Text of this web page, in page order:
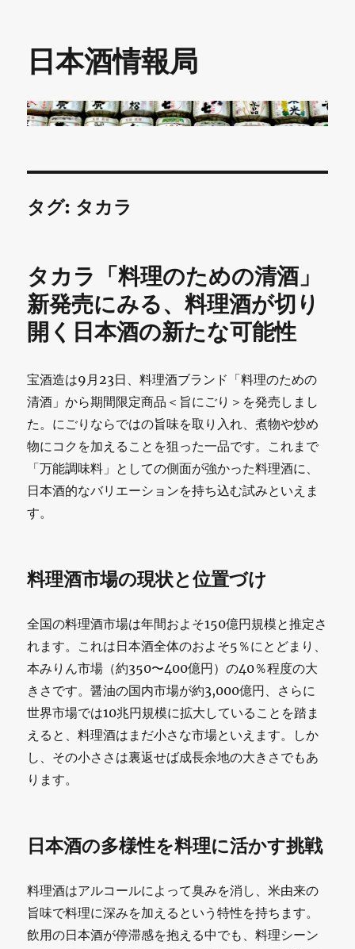
日本酒情報局
タグ: タカラ
タカラ「料理のための清酒」
新発売にみる、料理酒が切り
開く日本酒の新たな可能性
宝酒造は9月23日、料理酒ブランド「料理のための
清酒」から期間限定商品＜旨にごり＞を発売しまし
た。にごりならではの旨味を取り入れ、煮物や炒め
物にコクを加えることを狙った一品です。これまで
「万能調味料」としての側面が強かった料理酒に、
日本酒的なバリエーションを持ち込む試みといえま
す。
料理酒市場の現状と位置づけ
全国の料理酒市場は年間およそ150億円規模と推定さ
れます。これは日本酒全体のおよそ5％にとどまり、
本みりん市場（約350〜400億円）の40％程度の大
きさです。醤油の国内市場が約3,000億円、さらに
世界市場では10兆円規模に拡大していることを踏ま
えると、料理酒はまだ小さな市場といえます。しか
し、その小ささは裏返せば成長余地の大きさでもあ
ります。
日本酒の多様性を料理に活かす挑戦
料理酒はアルコールによって臭みを消し、米由来の
旨味で料理に深みを加えるという特性を持ちます。
飲用の日本酒が停滞感を抱える中でも、料理シーン